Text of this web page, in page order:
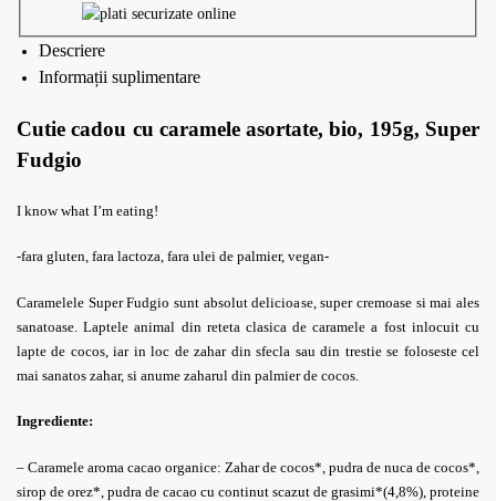
Descriere
Informații suplimentare
Cutie cadou cu caramele asortate, bio, 195g, Super
Fudgio
I know what I’m eating!
-fara gluten, fara lactoza, fara ulei de palmier, vegan-
Caramelele Super Fudgio sunt absolut delicioase, super cremoase si mai ales
sanatoase. Laptele animal din reteta clasica de caramele a fost inlocuit cu
lapte de cocos, iar in loc de zahar din sfecla sau din trestie se foloseste cel
mai sanatos zahar, si anume zaharul din palmier de cocos.
Ingrediente:
– Caramele aroma cacao organice: Zahar de cocos*, pudra de nuca de cocos*,
sirop de orez*, pudra de cacao cu continut scazut de grasimi*(4,8%), proteine